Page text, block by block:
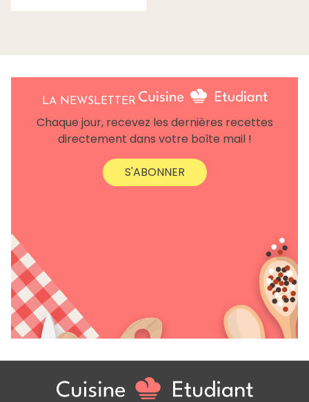
LA NEWSLETTER
Chaque jour, recevez les dernières recettes
directement dans votre boîte mail !
S'ABONNER